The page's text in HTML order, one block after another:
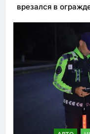
врезался в